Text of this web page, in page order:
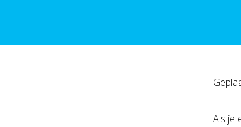
Als je